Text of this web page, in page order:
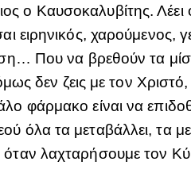
ο Καυσοκαλυβίτης. Λέει
ειρηνικός, χαρούμενος,
Που να βρεθούν τα
δεν ζεις με τον Χριστό,
φάρμακο είναι να
τα μεταβάλλει, τα
λαχταρήσουμε τον